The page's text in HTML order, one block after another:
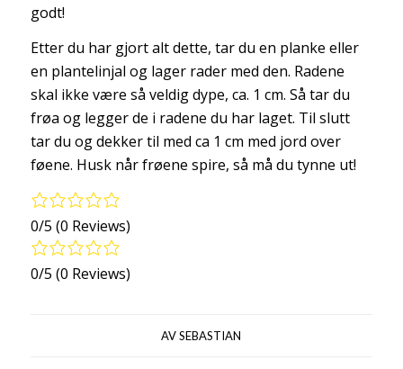
godt!
Etter du har gjort alt dette, tar du en planke eller
en plantelinjal og lager rader med den. Radene
skal ikke være så veldig dype, ca. 1 cm. Så tar du
frøa og legger de i radene du har laget. Til slutt
tar du og dekker til med ca 1 cm med jord over
føene. Husk når frøene spire, så må du tynne ut!
0/5 (0 Reviews)
0/5 (0 Reviews)
AVSEBASTIAN